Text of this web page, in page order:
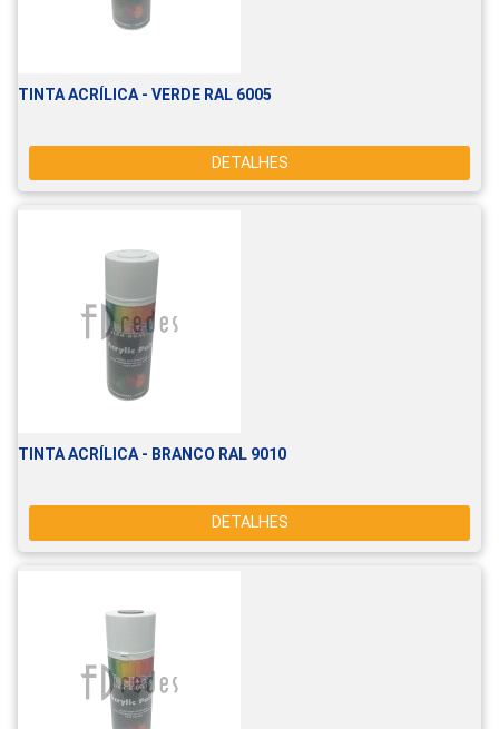
TINTA ACRÍLICA - VERDE RAL 6005
DETALHES
TINTA ACRÍLICA - BRANCO RAL 9010
DETALHES